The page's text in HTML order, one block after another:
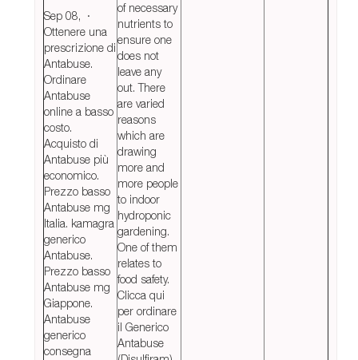
Sep 08, ·
Ottenere una
prescrizione di
Antabuse.
Ordinare
Antabuse
online a basso
costo.
Acquisto di
Antabuse più
economico.
Prezzo basso
Antabuse mg
Italia. kamagra
generico
Antabuse.
Prezzo basso
Antabuse mg
Giappone.
Antabuse
generico
consegna
of necessary
nutrients to
ensure one
does not
leave any
out. There
are varied
reasons
which are
drawing
more and
more people
to indoor
hydroponic
gardening.
One of them
relates to
food safety.
Clicca qui
per ordinare
il Generico
Antabuse